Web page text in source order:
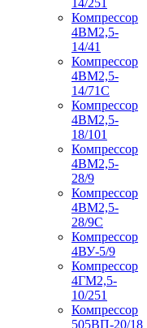
Компрессор
4ВМ2,5-
14/41
Компрессор
4ВМ2,5-
14/71C
Компрессор
4ВМ2,5-
18/101
Компрессор
4ВМ2,5-
28/9
Компрессор
4ВМ2,5-
28/9С
Компрессор
4ВУ-5/9
Компрессор
4ГМ2,5-
10/251
Компрессор
505ВП-20/18